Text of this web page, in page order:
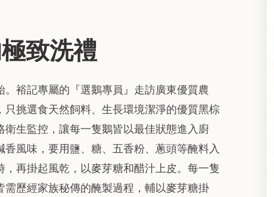
致洗禮
。裕記專屬的『選鵝專員』走訪廣東優質農
只挑選食天然飼料、生長環境潔淨的優質黑棕
衛生監控，讓每一隻鵝皆以最佳狀態進入廚
香風味，要用鹽、糖、五香粉、蔥頭等醃料入
，再掛起風乾，以麥芽糖和醋汁上皮。每一隻
需歷經家族秘傳的醃製過程，輔以麥芽糖掛